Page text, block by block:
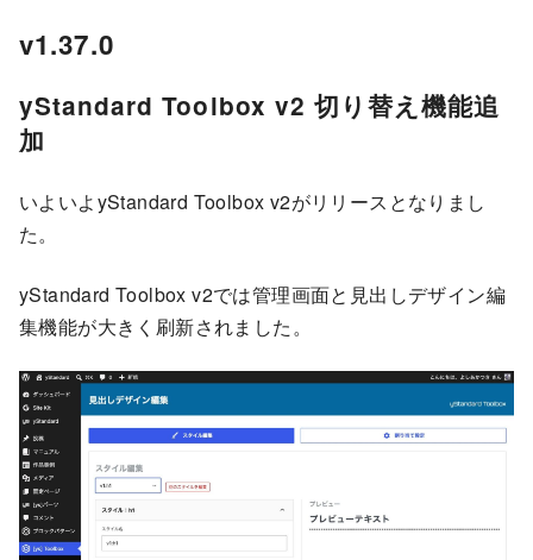
v1.37.0
yStandard Toolbox v2 切り替え機能追
加
いよいよyStandard Toolbox v2がリリースとなりまし
た。
yStandard Toolbox v2では管理画面と見出しデザイン編
集機能が大きく刷新されました。